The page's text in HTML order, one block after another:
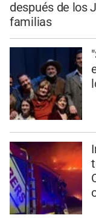
después de los
familias